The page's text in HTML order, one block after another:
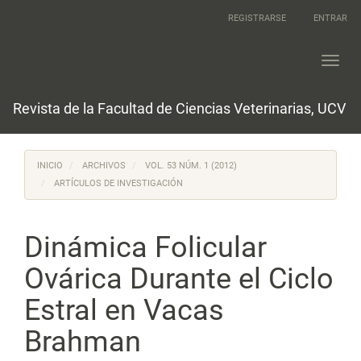
REGISTRARSE ENTRAR
Revista de la Facultad de Ciencias Veterinarias, UCV
INICIO ARCHIVOS
VOL. 53 NÚM. 1 (2012)
ARTÍCULOS DE INVESTIGACIÓN
Dinámica Folicular
Ovárica Durante el Ciclo
Estral en Vacas
Brahman